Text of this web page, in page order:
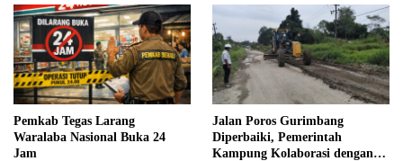
Pemkab Tegas Larang
Waralaba Nasional Buka 24
Jam
Jalan Poros Gurimbang
Diperbaiki, Pemerintah
Kampung Kolaborasi dengan